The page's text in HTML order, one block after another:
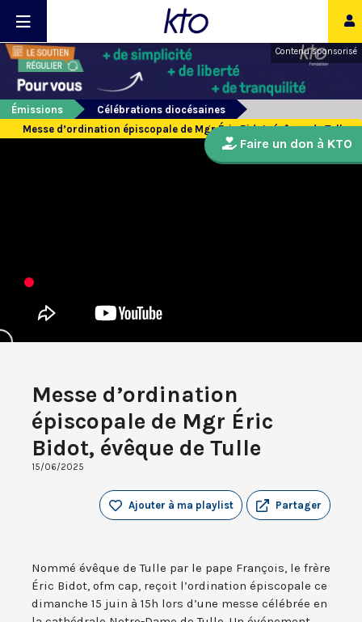
Contenu sponsorisé
Émissions
Célébrations diocésaines
Messe d’ordination épiscopale de Mgr Éric Bidot, évêque de Tulle
Messe d’ordination
épiscopale de Mgr Éric
Bidot, évêque de Tulle
15/06/2025
Partager
Ajouter à ma playlist
Nommé évêque de Tulle par le pape François, le frère
Éric Bidot, ofm cap, reçoit l’ordination épiscopale ce
dimanche 15 juin à 15h lors d’une messe célébrée en
Faire un don à KTO